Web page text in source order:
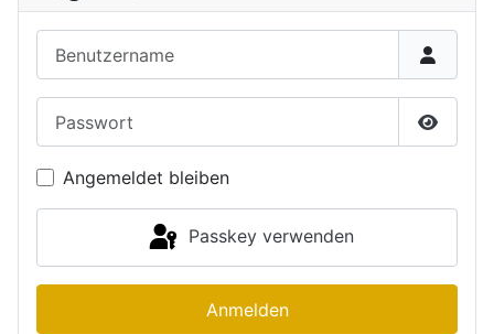
Angemeldet bleiben
Passkey verwenden
Anmelden